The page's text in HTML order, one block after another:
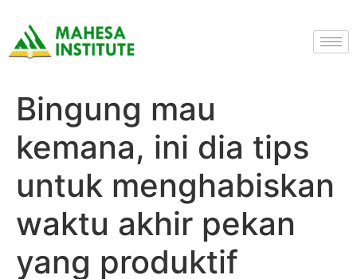
Bingung mau
kemana, ini dia tips
untuk menghabiskan
waktu akhir pekan
yang produktif